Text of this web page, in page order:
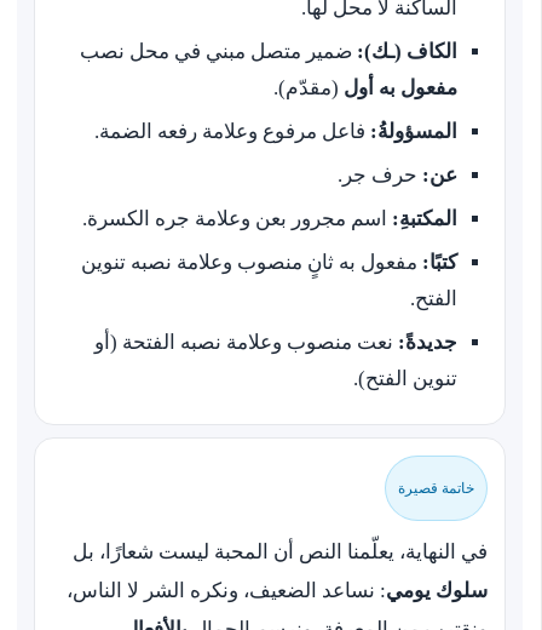
الساكنة لا محل لها.
الكاف (ـك): ضمير متصل مبني في محل نصب
مفعول به أول (مقدّم).
المسؤولةُ: فاعل مرفوع وعلامة رفعه الضمة.
عن: حرف جر.
المكتبةِ: اسم مجرور بعن وعلامة جره الكسرة.
كتبًا: مفعول به ثانٍ منصوب وعلامة نصبه تنوين
الفتح.
جديدةً: نعت منصوب وعلامة نصبه الفتحة (أو
تنوين الفتح).
خاتمة قصيرة
في النهاية، يعلّمنا النص أن المحبة ليست شعارًا، بل
سلوك يومي: نساعد الضعيف، ونكره الشر لا الناس،